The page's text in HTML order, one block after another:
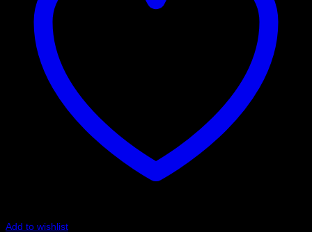
Add to wishlist